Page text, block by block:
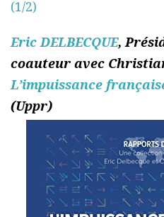
(1/2)
Eric DELBECQUE,
coauteur avec
L’impuissance
(Uppr)